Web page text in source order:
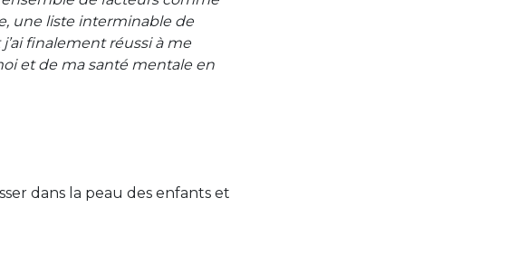
une liste interminable de
finalement réussi à me
et de ma santé mentale en
dans la peau des enfants et